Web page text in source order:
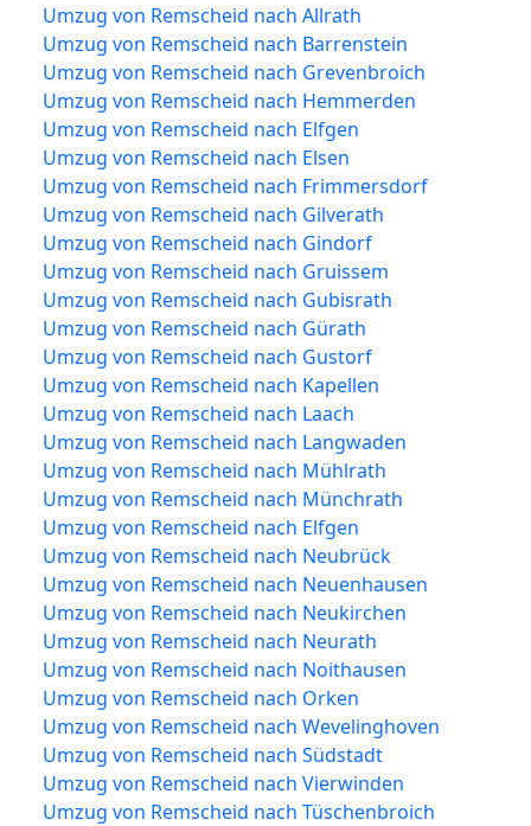
Umzug von Remscheid nach Allrath
Umzug von Remscheid nach Barrenstein
Umzug von Remscheid nach Grevenbroich
Umzug von Remscheid nach Hemmerden
Umzug von Remscheid nach Elfgen
Umzug von Remscheid nach Elsen
Umzug von Remscheid nach Frimmersdorf
Umzug von Remscheid nach Gilverath
Umzug von Remscheid nach Gindorf
Umzug von Remscheid nach Gruissem
Umzug von Remscheid nach Gubisrath
Umzug von Remscheid nach Gürath
Umzug von Remscheid nach Gustorf
Umzug von Remscheid nach Kapellen
Umzug von Remscheid nach Laach
Umzug von Remscheid nach Langwaden
Umzug von Remscheid nach Mühlrath
Umzug von Remscheid nach Münchrath
Umzug von Remscheid nach Elfgen
Umzug von Remscheid nach Neubrück
Umzug von Remscheid nach Neuenhausen
Umzug von Remscheid nach Neukirchen
Umzug von Remscheid nach Neurath
Umzug von Remscheid nach Noithausen
Umzug von Remscheid nach Orken
Umzug von Remscheid nach Wevelinghoven
Umzug von Remscheid nach Südstadt
Umzug von Remscheid nach Vierwinden
Umzug von Remscheid nach Tüschenbroich